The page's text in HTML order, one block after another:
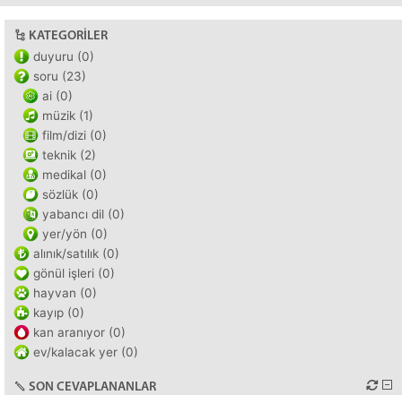
KATEGORILER
duyuru (0)
soru (23)
ai (0)
müzik (1)
film/dizi (0)
teknik (2)
medikal (0)
sözlük (0)
yabancı dil (0)
yer/yön (0)
alınık/satılık (0)
gönül işleri (0)
hayvan (0)
kayıp (0)
kan aranıyor (0)
ev/kalacak yer (0)
SON CEVAPLANANLAR